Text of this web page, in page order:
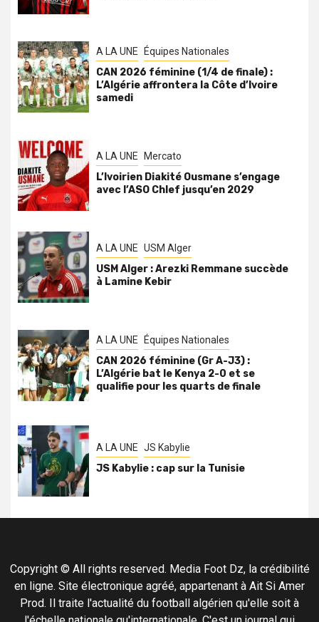
A LA UNE Équipes Nationales
CAN 2026 féminine (1/4 de finale) :
L’Algérie affrontera la Côte d’Ivoire
samedi
A LA UNE Mercato
L’Ivoirien Diakité Ousmane s’engage
avec l’ASO Chlef jusqu’en 2029
A LA UNE USM Alger
USM Alger : Arezki Remmane succède
à Lamine Kebir
A LA UNE Équipes Nationales
CAN 2026 féminine (Gr A-J3) :
L’Algérie bat le Kenya 2-0 et se
qualifie pour les quarts de finale
A LA UNE JS Kabylie
JS Kabylie : cap sur la Tunisie
Copyright © All rights reserved. Media Foot Dz, la crédibilité
en ligne. Site électronique agréé, appartenant à Ait Si Amer
Prod. Il traite l'actualité du football algérien qu'elle soit à